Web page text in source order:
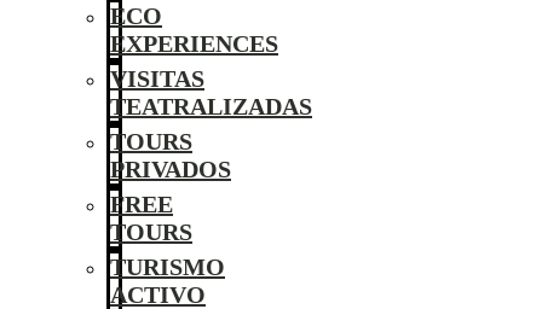
ECO
EXPERIENCES
VISITAS
TEATRALIZADAS
TOURS
PRIVADOS
FREE
TOURS
TURISMO
ACTIVO